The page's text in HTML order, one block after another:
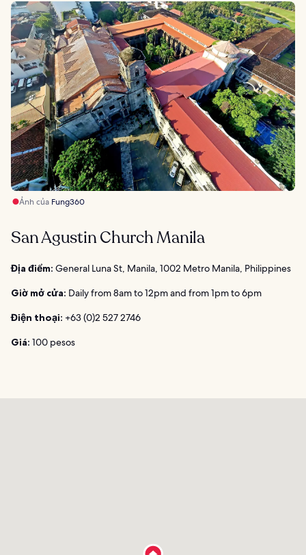
Ảnh của Fung360
San Agustin Church Manila
Địa điểm: General Luna St, Manila, 1002 Metro Manila, Philippines
Giờ mở cửa: Daily from 8am to 12pm and from 1pm to 6pm
Điện thoại: +63 (0)2 527 2746
Giá: 100 pesos